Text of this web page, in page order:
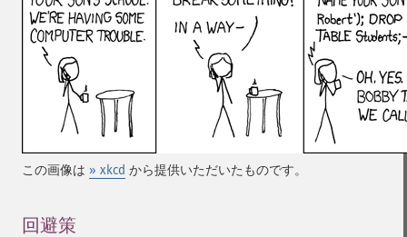
この画像は » xkcd から提供いただいたものです。
回避策